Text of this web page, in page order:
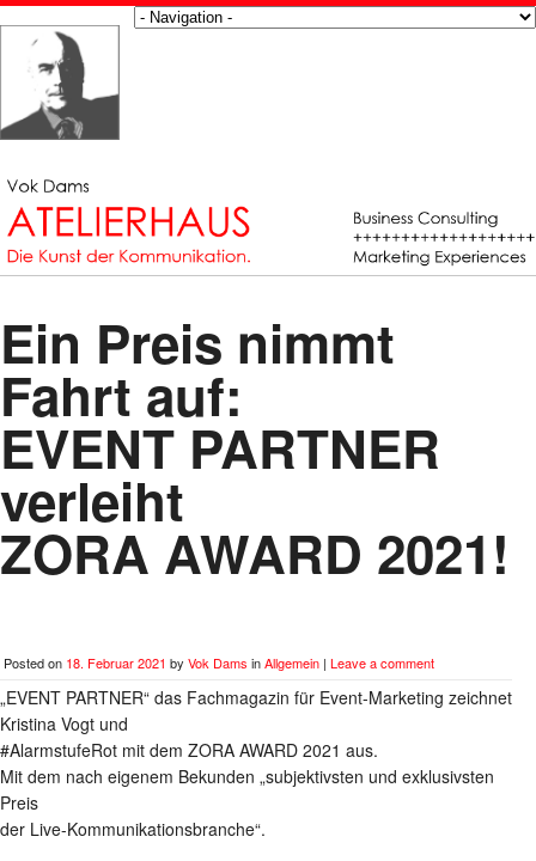
Ein Preis nimmt
Fahrt auf:
EVENT PARTNER
verleiht
ZORA AWARD 2021!
Posted on 18. Februar 2021 by Vok Dams inAllgemein | Leave a comment
„EVENT PARTNER“ das Fachmagazin für Event-Marketing zeichnet
Kristina Vogt und
#AlarmstufeRot mit dem ZORA AWARD 2021 aus.
Mit dem nach eigenem Bekunden „subjektivsten und exklusivsten
Preis
der Live-Kommunikationsbranche“.